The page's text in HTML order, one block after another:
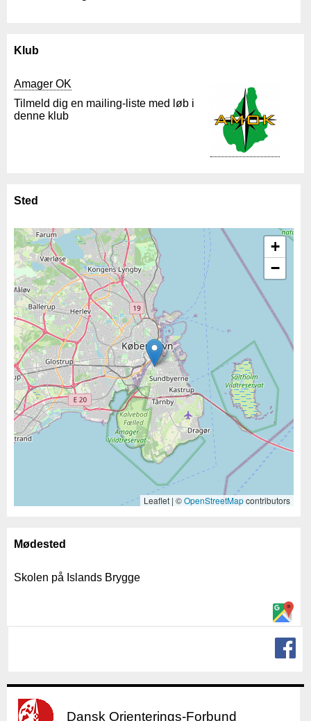
Klub
Amager OK
Tilmeld dig en mailing-liste med løb i
denne klub
Sted
+
−
Leaflet | ©OpenStreetMapcontributors
Mødested
Skolen på Islands Brygge
Dansk Orienterings-Forbund